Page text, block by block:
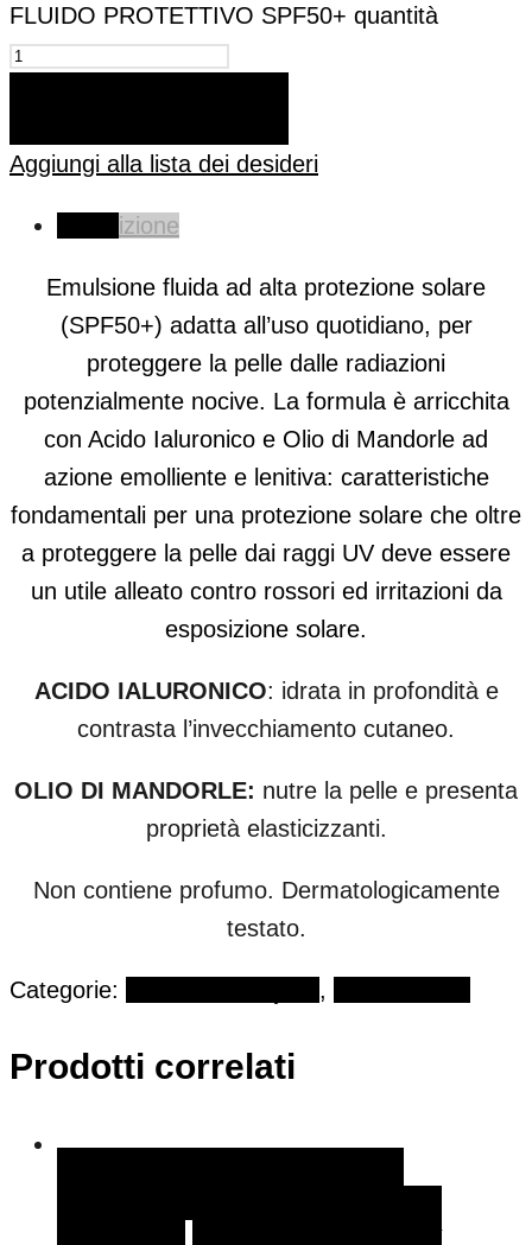
FLUIDO PROTETTIVO SPF50+ quantità
Aggiungi alla lista dei desideri
Descrizione
Emulsione fluida ad alta protezione solare
(SPF50+) adatta all’uso quotidiano, per
proteggere la pelle dalle radiazioni
potenzialmente nocive. La formula è arricchita
con Acido Ialuronico e Olio di Mandorle ad
azione emolliente e lenitiva: caratteristiche
fondamentali per una protezione solare che oltre
a proteggere la pelle dai raggi UV deve essere
un utile alleato contro rossori ed irritazioni da
esposizione solare.
ACIDO IALURONICO: idrata in profondità e
contrasta l’invecchiamento cutaneo.
OLIO DI MANDORLE: nutre la pelle e presenta
proprietà elasticizzanti.
Non contiene profumo. Dermatologicamente
testato.
Categorie: ,
Prodotti correlati
AGGIUNGI AL